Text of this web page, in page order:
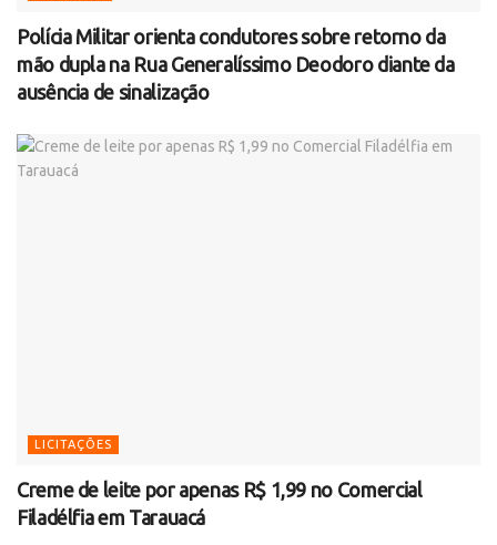
Polícia Militar orienta condutores sobre retorno da
mão dupla na Rua Generalíssimo Deodoro diante da
ausência de sinalização
LICITAÇÕES
Creme de leite por apenas R$ 1,99 no Comercial
Filadélfia em Tarauacá